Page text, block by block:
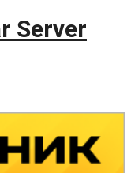
Server